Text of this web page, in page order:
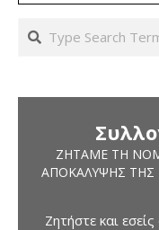
Search
ΖΗΤΆΜΕ ΤΗ
ΑΠΟΚΆΛΥΨΗΣ ΤΗΣ
Ζητήστε και